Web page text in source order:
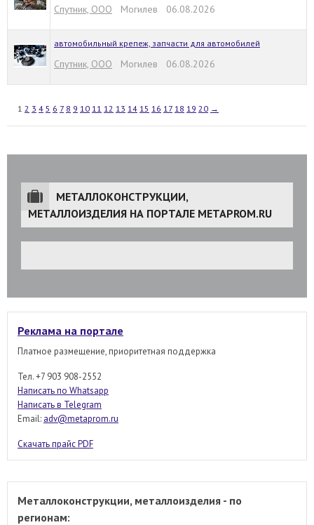
Спутник, ООО Могилев 06.08.2026
автомобильный крепеж, запчасти для автомобилей
Спутник, ООО Могилев 06.08.2026
1 2 3 4 5 6 7 8 9 10 11 12 13 14 15 16 17 18 19 20 →
МЕТАЛЛОКОНСТРУКЦИИ,
МЕТАЛЛОИЗДЕЛИЯ НА ПОРТАЛЕ METAPROM.RU
Реклама на портале
Платное размещение, приоритетная поддержка
Тел. +7 903 908-2552
Написать по Whatsapp
Написать в Telegram
Email: adv@metaprom.ru
Скачать прайс PDF
Металлоконструкции, металлоизделия - по
регионам: